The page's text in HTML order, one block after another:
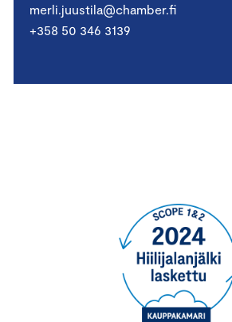
merli.juustila@chamber.fi
+358 50 346 3139